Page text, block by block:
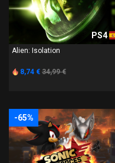
PS4
Alien: Isolation
8,74 € 34,99 €
-65%